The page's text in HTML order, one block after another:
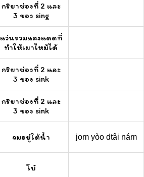
กริยาช่องที่ 2 และ
3 ของ sing
แว่นรวมแสงแดดที่
ทำให้เผาไหม้ได้
กริยาช่องที่ 2 และ
3 ของ sink
กริยาช่องที่ 2 และ
3 ของ sink
จมอยู่ใต้น้ำ jom yòo dtâi nám
โบ๋